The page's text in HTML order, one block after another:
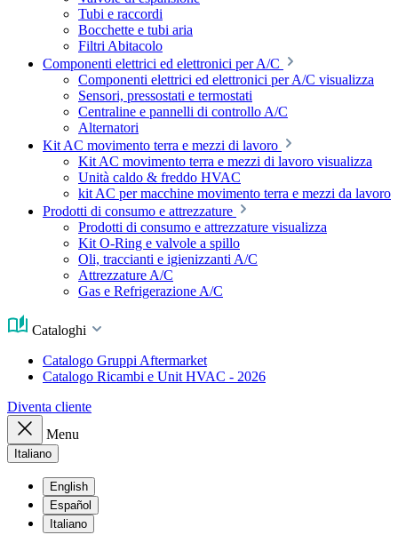
Tubi e raccordi
Bocchette e tubi aria
Filtri Abitacolo
Componenti elettrici ed elettronici per A/C
Componenti elettrici ed elettronici per A/C visualizza
Sensori, pressostati e termostati
Centraline e pannelli di controllo A/C
Alternatori
Kit AC movimento terra e mezzi di lavoro
Kit AC movimento terra e mezzi di lavoro visualizza
Unità caldo & freddo HVAC
kit AC per macchine movimento terra e mezzi da lavoro
Prodotti di consumo e attrezzature
Prodotti di consumo e attrezzature visualizza
Kit O-Ring e valvole a spillo
Oli, traccianti e igienizzanti A/C
Attrezzature A/C
Gas e Refrigerazione A/C
Cataloghi
Catalogo Gruppi Aftermarket
Catalogo Ricambi e Unit HVAC - 2026
Diventa cliente
Menu
Italiano
English
Español
Italiano